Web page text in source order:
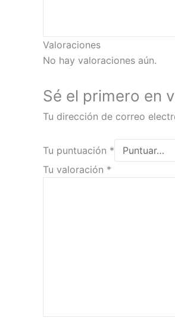
Valoraciones
No hay valoraciones aún.
Sé el primero en
Tu dirección de correo
Tu puntuación *
Tu valoración *